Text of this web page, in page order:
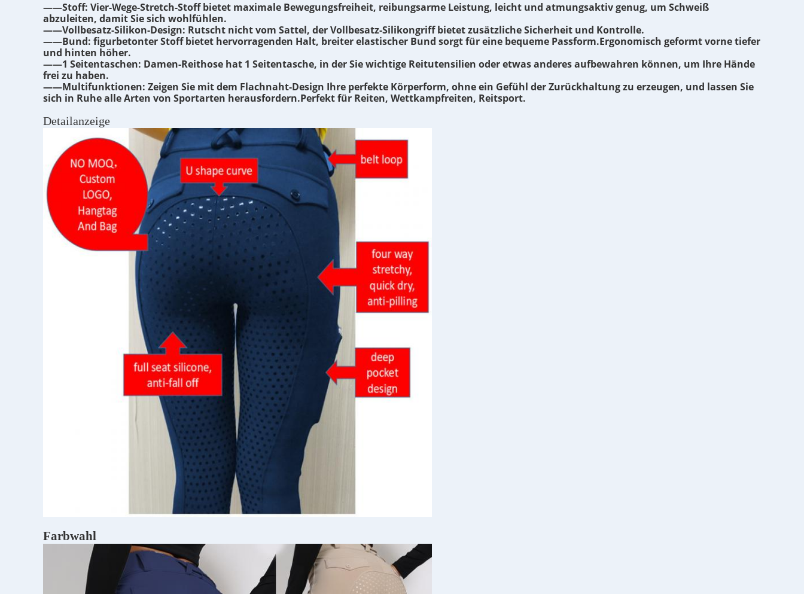
——Stoff: Vier-Wege-Stretch-Stoff bietet maximale Bewegungsfreiheit, reibungsarme Leistung, leicht und atmungsaktiv genug, um Schweiß
abzuleiten, damit Sie sich wohlfühlen.
——Vollbesatz-Silikon-Design: Rutscht nicht vom Sattel, der Vollbesatz-Silikongriff bietet zusätzliche Sicherheit und Kontrolle.
——Bund: figurbetonter Stoff bietet hervorragenden Halt, breiter elastischer Bund sorgt für eine bequeme Passform.Ergonomisch geformt vorne tiefer
und hinten höher.
——1 Seitentaschen: Damen-Reithose hat 1 Seitentasche, in der Sie wichtige Reitutensilien oder etwas anderes aufbewahren können, um Ihre Hände
frei zu haben.
——Multifunktionen: Zeigen Sie mit dem Flachnaht-Design Ihre perfekte Körperform, ohne ein Gefühl der Zurückhaltung zu erzeugen, und lassen Sie
sich in Ruhe alle Arten von Sportarten herausfordern.Perfekt für Reiten, Wettkampfreiten, Reitsport.
Detailanzeige
Farbwahl